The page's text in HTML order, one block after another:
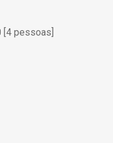
[4 pessoas]